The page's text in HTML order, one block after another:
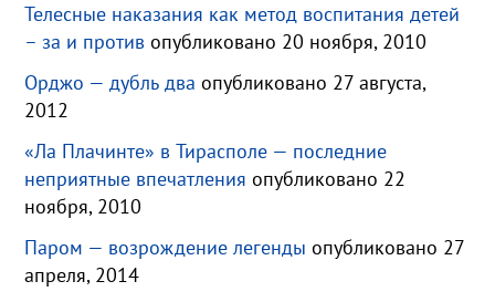
Телесные наказания как метод воспитания детей
– за и против опубликовано 20 ноября, 2010
Орджо — дубль два опубликовано 27 августа,
2012
«Ла Плачинте» в Тирасполе — последние
неприятные впечатления опубликовано 22
ноября, 2010
Паром — возрождение легенды опубликовано 27
апреля, 2014